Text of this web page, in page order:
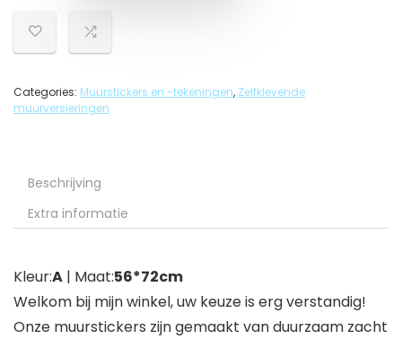
Categories: Muurstickers en -tekeningen, Zelfklevende
muurversieringen
Beschrijving
Extra informatie
Kleur:A | Maat:56*72cm
Welkom bij mijn winkel, uw keuze is erg verstandig!
Onze muurstickers zijn gemaakt van duurzaam zacht